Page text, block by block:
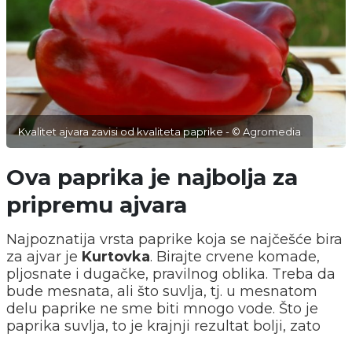
Kvalitet ajvara zavisi od kvaliteta paprike - © Agromedia
Ova paprika je najbolja za
pripremu ajvara
Najpoznatija vrsta paprike koja se najčešće bira
za ajvar je Kurtovka. Birajte crvene komade,
pljosnate i dugačke, pravilnog oblika. Treba da
bude mesnata, ali što suvlja, tj. u mesnatom
delu paprike ne sme biti mnogo vode. Što je
paprika suvlja, to je krajnji rezultat bolji, zato